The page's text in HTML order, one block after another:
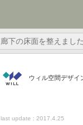
廊下の床面を整えました
ウィル空間デザイ
last update : 2017.4.25